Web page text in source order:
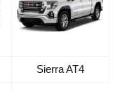
Sierra AT4